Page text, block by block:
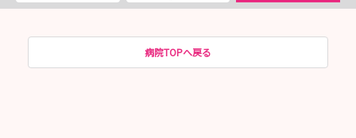
病院TOPへ戻る